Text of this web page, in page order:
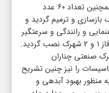
سیدوحید سیدزادگان افزود: همچنین تعداد ۶۰ عدد
و ترمیم گردید و
راهنمایی و رانندگی و سرعتگیر
صنعتی چناران
را نیز چنین تشریح
منظور بهبود آبدهی و